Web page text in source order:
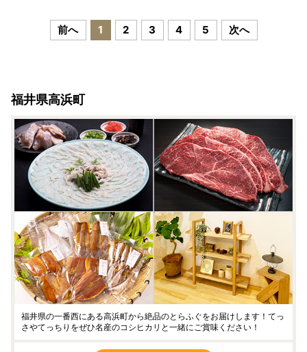
前へ 1 2 3 4 5 次へ
福井県高浜町
福井県の一番西にある高浜町から絶品のとらふぐをお届けします！てっ
さやてっちりをぜひ名産のコシヒカリと一緒にご賞味ください！